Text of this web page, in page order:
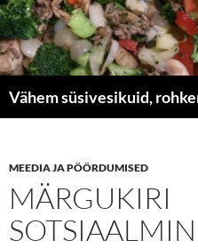
Liigu
sisu
juurde
Vähem süsivesikuid,
MEEDIA JA PÖÖRDUMISED
MÄRGUKIRI